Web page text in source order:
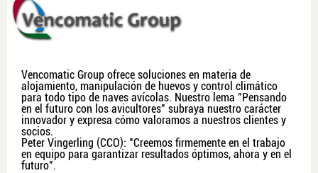
Vencomatic Group ofrece soluciones en materia de
alojamiento, manipulación de huevos y control climático
para todo tipo de naves avícolas. Nuestro lema "Pensando
en el futuro con los avicultores" subraya nuestro carácter
innovador y expresa cómo valoramos a nuestros clientes y
socios.
Peter Vingerling (CCO): "Creemos firmemente en el trabajo
en equipo para garantizar resultados óptimos, ahora y en el
futuro".